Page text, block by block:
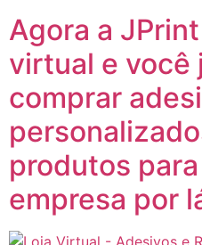
Agora a
virtual e você
comprar
produtos
empresa por